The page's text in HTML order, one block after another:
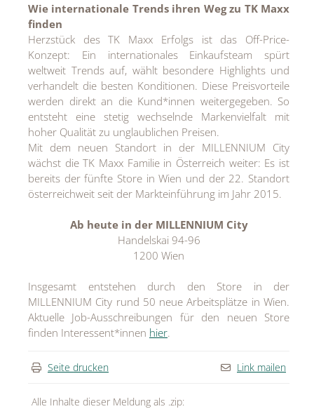
Wie internationale Trends ihren Weg zu TK Maxx
finden
Herzstück des TK Maxx Erfolgs ist das Off-Price-
Konzept: Ein internationales Einkaufsteam spürt
weltweit Trends auf, wählt besondere Highlights und
verhandelt die besten Konditionen. Diese Preisvorteile
werden direkt an die Kund*innen weitergegeben. So
entsteht eine stetig wechselnde Markenvielfalt mit
hoher Qualität zu unglaublichen Preisen.
Mit dem neuen Standort in der MILLENNIUM City
wächst die TK Maxx Familie in Österreich weiter: Es ist
bereits der fünfte Store in Wien und der 22. Standort
österreichweit seit der Markteinführung im Jahr 2015.
Ab heute in der MILLENNIUM City
Handelskai 94-96
1200 Wien
Insgesamt entstehen durch den Store in der
MILLENNIUM City rund 50 neue Arbeitsplätze in Wien.
Aktuelle Job-Ausschreibungen für den neuen Store
finden Interessent*innen hier.
Seite drucken Link mailen
Alle Inhalte dieser Meldung als .zip: